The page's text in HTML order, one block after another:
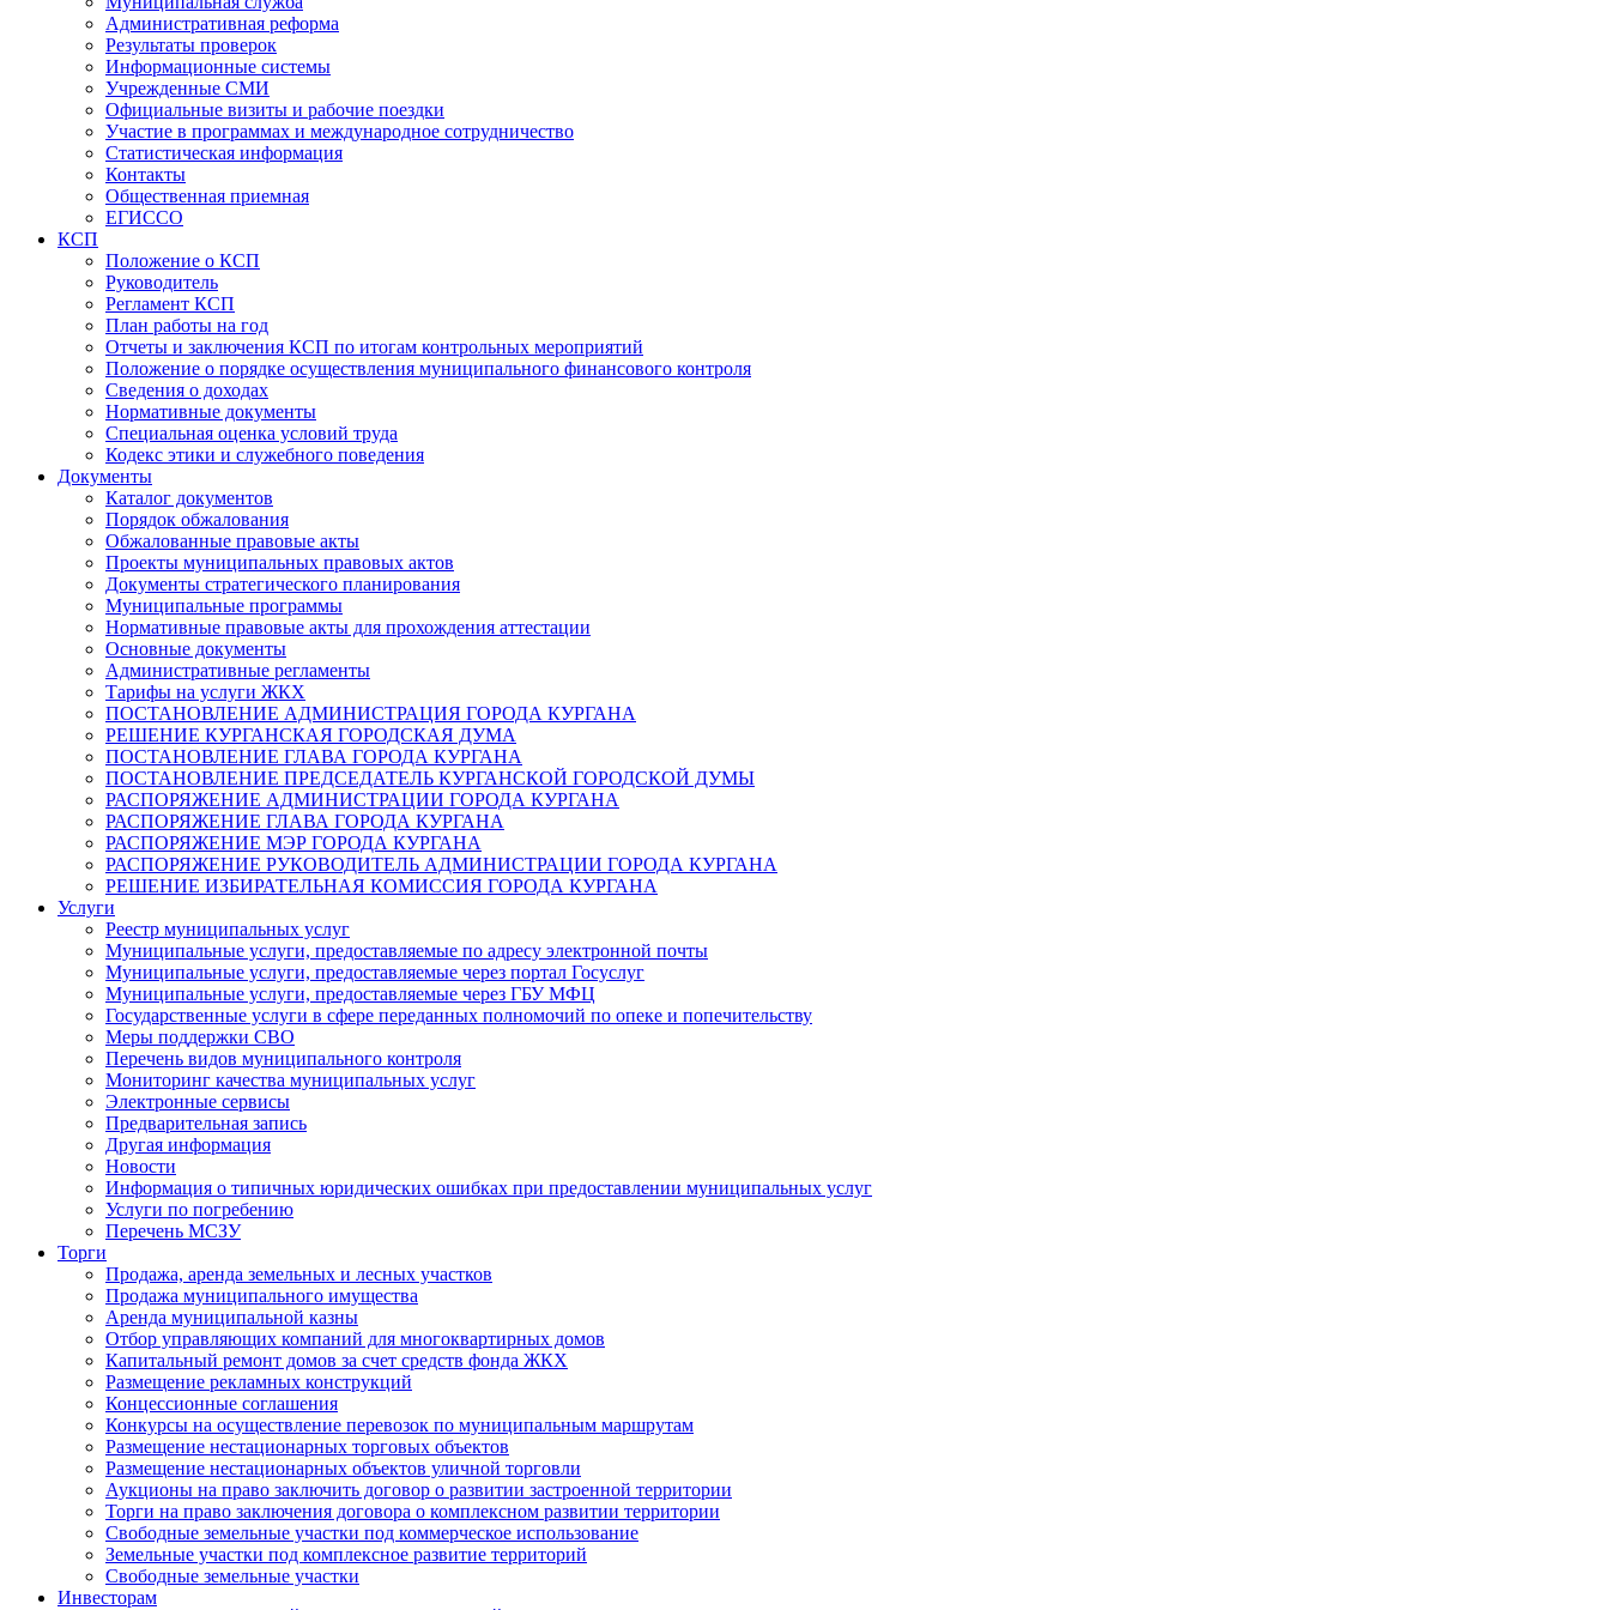
Административная реформа
Результаты проверок
Информационные системы
Учрежденные СМИ
Официальные визиты и рабочие поездки
Участие в программах и международное сотрудничество
Статистическая информация
Контакты
Общественная приемная
ЕГИССО
КСП
Положение о КСП
Руководитель
Регламент КСП
План работы на год
Отчеты и заключения КСП по итогам контрольных мероприятий
Положение о порядке осуществления муниципального финансового контроля
Сведения о доходах
Нормативные документы
Специальная оценка условий труда
Кодекс этики и служебного поведения
Документы
Каталог документов
Порядок обжалования
Обжалованные правовые акты
Проекты муниципальных правовых актов
Документы стратегического планирования
Муниципальные программы
Нормативные правовые акты для прохождения аттестации
Основные документы
Административные регламенты
Тарифы на услуги ЖКХ
ПОСТАНОВЛЕНИЕ АДМИНИСТРАЦИЯ ГОРОДА КУРГАНА
РЕШЕНИЕ КУРГАНСКАЯ ГОРОДСКАЯ ДУМА
ПОСТАНОВЛЕНИЕ ГЛАВА ГОРОДА КУРГАНА
ПОСТАНОВЛЕНИЕ ПРЕДСЕДАТЕЛЬ КУРГАНСКОЙ ГОРОДСКОЙ ДУМЫ
РАСПОРЯЖЕНИЕ АДМИНИСТРАЦИИ ГОРОДА КУРГАНА
РАСПОРЯЖЕНИЕ ГЛАВА ГОРОДА КУРГАНА
РАСПОРЯЖЕНИЕ МЭР ГОРОДА КУРГАНА
РАСПОРЯЖЕНИЕ РУКОВОДИТЕЛЬ АДМИНИСТРАЦИИ ГОРОДА КУРГАНА
РЕШЕНИЕ ИЗБИРАТЕЛЬНАЯ КОМИССИЯ ГОРОДА КУРГАНА
Услуги
Реестр муниципальных услуг
Муниципальные услуги, предоставляемые по адресу электронной почты
Муниципальные услуги, предоставляемые через портал Госуслуг
Муниципальные услуги, предоставляемые через ГБУ МФЦ
Государственные услуги в сфере переданных полномочий по опеке и попечительству
Меры поддержки СВО
Перечень видов муниципального контроля
Мониторинг качества муниципальных услуг
Электронные сервисы
Предварительная запись
Другая информация
Новости
Информация о типичных юридических ошибках при предоставлении муниципальных услуг
Услуги по погребению
Перечень МСЗУ
Торги
Продажа, аренда земельных и лесных участков
Продажа муниципального имущества
Аренда муниципальной казны
Отбор управляющих компаний для многоквартирных домов
Капитальный ремонт домов за счет средств фонда ЖКХ
Размещение рекламных конструкций
Концессионные соглашения
Конкурсы на осуществление перевозок по муниципальным маршрутам
Размещение нестационарных торговых объектов
Размещение нестационарных объектов уличной торговли
Аукционы на право заключить договор о развитии застроенной территории
Торги на право заключения договора о комплексном развитии территории
Свободные земельные участки под коммерческое использование
Земельные участки под комплексное развитие территорий
Свободные земельные участки
Инвесторам